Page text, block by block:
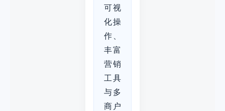
可视
化操
作、
丰富
营销
工具
与多
商户